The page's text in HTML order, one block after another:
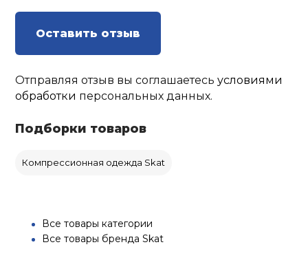
Оставить отзыв
Отправляя отзыв вы соглашаетесьусловиями
обработки персональных данных.
Подборки товаров
Компрессионная одежда Skat
Все товары категории
Все товары бренда Skat